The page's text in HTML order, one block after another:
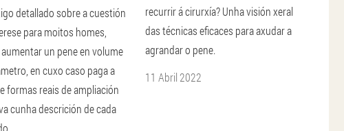
detallado sobre a cuestión
para moitos homes,
un pene en volume
en cuxo caso paga a
formas reais de ampliación
cunha descrición de cada
recurrir á cirurxía? Unha visión xeral
das técnicas eficaces para axudar a
agrandar o pene.
11 Abril 2022